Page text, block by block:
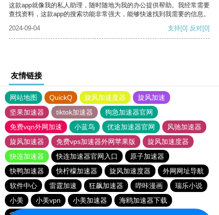
这款app就像我的私人助理，随时随地为我的办公提供帮助。我经常需要
查找资料，这款app的搜索功能非常强大，能够快速找到我需要的信息。
2024-09-04
支持[0] 反对[0]
友情链接
网站地图 QuickQ 旋风加速度器
旋风加速
坚果加速器
tiktok加速器
狗急加速器官网
免费vqn外网加速
小蓝鸟 优途加速器官网
风驰加速器
旋风加速器
免费vps加速器外网苹果版
旋风加速度器
快连加速器
快连加速器官网入口
原子加速器
快鸭加速器
快柠檬加速器 旋风加速度器
外网网址导航
软件中心
雷霆加速 狂飙加速器 哔咔漫画
瑞乐小说
小美
小美vpn 小美加速器
海鸥加速器下载